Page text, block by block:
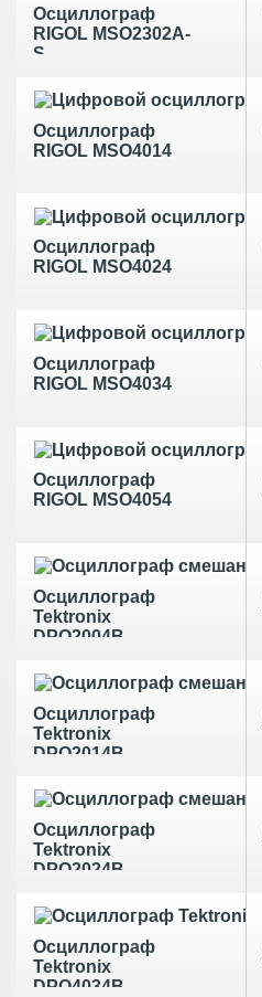
Осциллограф
RIGOL MSO2302A-
S
Осциллограф
RIGOL MSO4014
Осциллограф
RIGOL MSO4024
Осциллограф
RIGOL MSO4034
Осциллограф
RIGOL MSO4054
Осциллограф
Tektronix
DPO2004B
Осциллограф
Tektronix
DPO2014B
Осциллограф
Tektronix
DPO2024B
Осциллограф
Tektronix
DPO4034B